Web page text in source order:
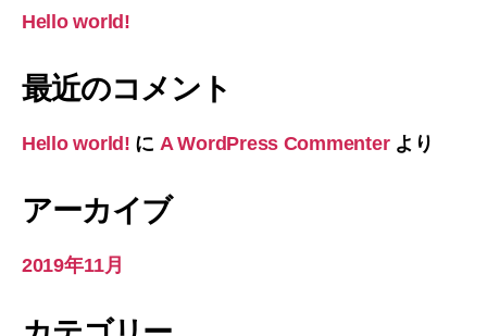
Hello world!
最近のコメント
Hello world! に A WordPress Commenterより
アーカイブ
2019年11月